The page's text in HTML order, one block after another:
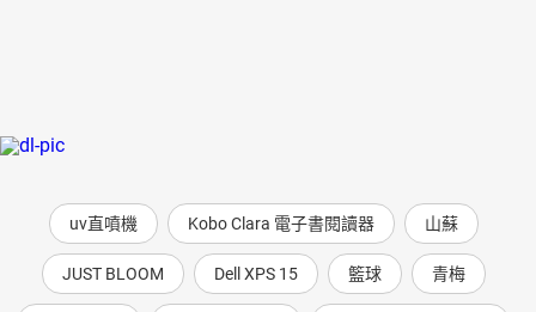
uv直噴機 Kobo Clara 電子書閱讀器 山蘇
JUST BLOOM Dell XPS 15 籃球 青梅